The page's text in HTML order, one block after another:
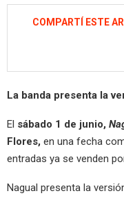
COMPARTÍ ESTE
La banda presenta la
El sábado 1 de junio,
Flores, en una fecha
entradas ya se venden
Nagual presenta la